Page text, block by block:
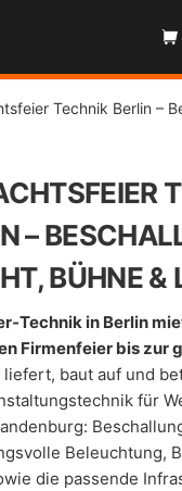
Technik Berlin –
–
BÜHNE &
Technik in Berlin
Firmenfeier bis zur
liefert, baut auf und
für
Beleuchtung,
die passende